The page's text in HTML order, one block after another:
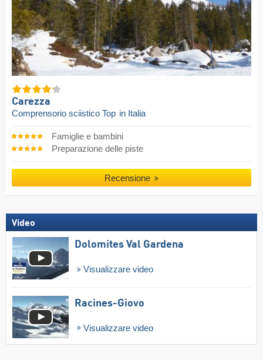
Carezza
Comprensorio sciistico Top in Italia
Famiglie e bambini
Preparazione delle piste
Recensione
Video
Dolomites Val Gardena
Visualizzare video
Racines-Giovo
Visualizzare video